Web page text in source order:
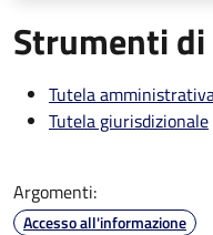
Strumenti
Tutela
Tutela giurisdizionale
Argomenti:
Accesso all'informazione